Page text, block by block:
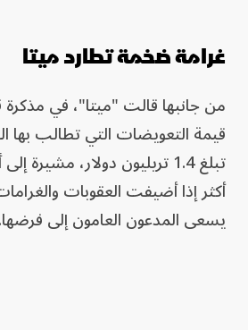
غرامة ضخمة تطارد ميتا
من جانبها قالت "ميتا"، في
قيمة التعويضات التي تطالب بها
تبلغ 1.4 تريليون دولار، مشيرة
أكثر إذا أضيفت العقوبات
يسعى المدعون العامون إلى فرضها.